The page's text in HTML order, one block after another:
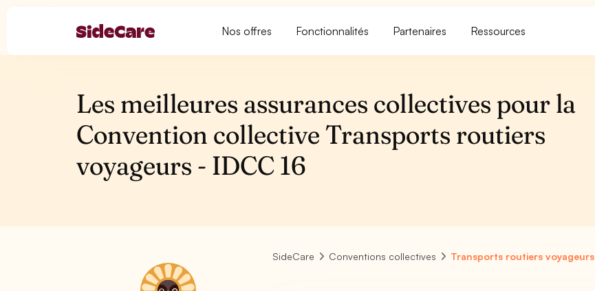
Nos offres Fonctionnalités Partenaires Ressources
Les meilleures assurances collectives pour la
Convention collective Transports routiers
voyageurs - IDCC 16
SideCare Conventions collectives Transports routiers voyageurs